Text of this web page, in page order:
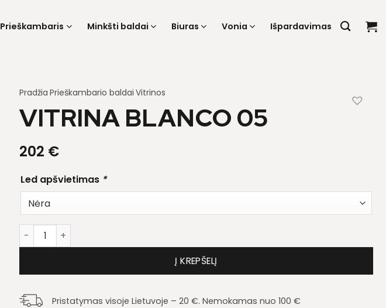
Prieškambaris Minkšti baldai Biuras Vonia Išpardavimas
Pradžia Prieškambario baldai Vitrinos
VITRINA BLANCO 05
202 €
Led apšvietimas *
produkto kiekis: Vitrina Blanco 05
Į KREPŠELĮ
Pristatymas visoje Lietuvoje – 20 €. Nemokamas nuo 100 €